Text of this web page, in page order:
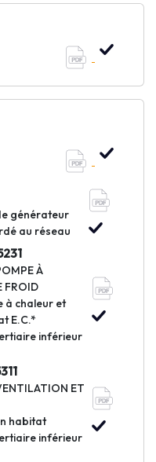
générateur
au réseau
À
FROID
à chaleur et
E.C.*
inférieur
ET
habitat
inférieur